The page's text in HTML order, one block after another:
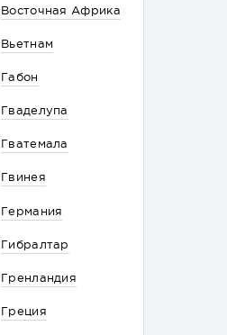
Восточная Африка
Вьетнам
Габон
Гваделупа
Гватемала
Гвинея
Германия
Гибралтар
Гренландия
Греция